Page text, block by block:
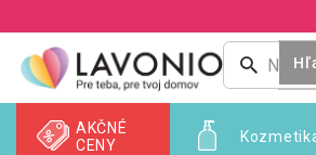
na
obsah
AKČNÉ
CENY